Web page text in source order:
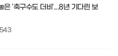
'축구수도 더비'...8년 기다린 보